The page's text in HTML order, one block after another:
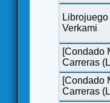
Verkami
[Condado
Carreras
[Condado
Carreras